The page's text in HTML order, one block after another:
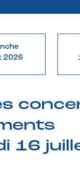
2026
16